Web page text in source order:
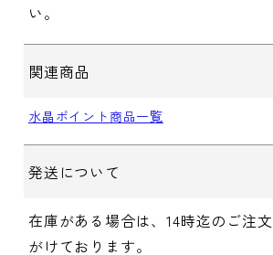
い。
関連商品
水晶ポイント商品一覧
発送について
在庫がある場合は、14時迄のご注
がけております。